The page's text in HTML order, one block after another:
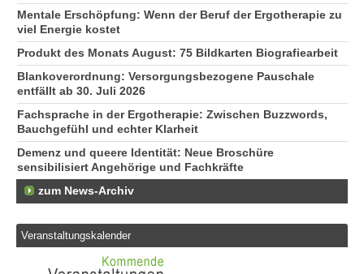
Mentale Erschöpfung: Wenn der Beruf der Ergotherapie zu
viel Energie kostet
Produkt des Monats August: 75 Bildkarten Biografiearbeit
Blankoverordnung: Versorgungsbezogene Pauschale
entfällt ab 30. Juli 2026
Fachsprache in der Ergotherapie: Zwischen Buzzwords,
Bauchgefühl und echter Klarheit
Demenz und queere Identität: Neue Broschüre
sensibilisiert Angehörige und Fachkräfte
zum News-Archiv
Veranstaltungskalender